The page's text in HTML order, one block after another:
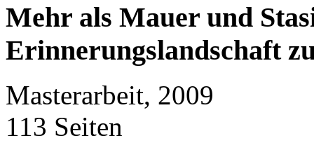
Mehr als Mauer und
Erinnerungslandschaft
Masterarbeit, 2009
113 Seiten